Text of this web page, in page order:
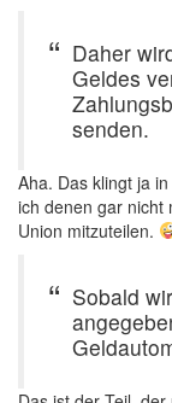
Daher
Geldes
senden.
Aha. Das klingt ja
ich denen gar nicht
Union mitzuteilen.
Sobald